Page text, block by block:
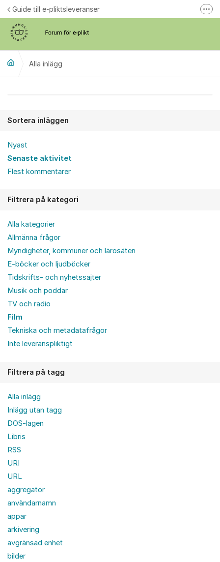
Hoppa till innehåll
Guide till e-pliktsleveranser
Alla inlägg
Sortera inläggen
Nyast
Senaste aktivitet
Flest kommentarer
Filtrera på kategori
Alla kategorier
Allmänna frågor
Myndigheter, kommuner och lärosäten
E-böcker och ljudböcker
Tidskrifts- och nyhetssajter
Musik och poddar
TV och radio
Film
Tekniska och metadatafrågor
Inte leveranspliktigt
Filtrera på tagg
Alla inlägg
Inlägg utan tagg
DOS-lagen
Libris
RSS
URI
URL
aggregator
användarnamn
appar
arkivering
avgränsad enhet
bilder